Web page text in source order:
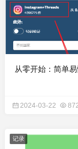
从零开始：简单
2024-03-22
记录